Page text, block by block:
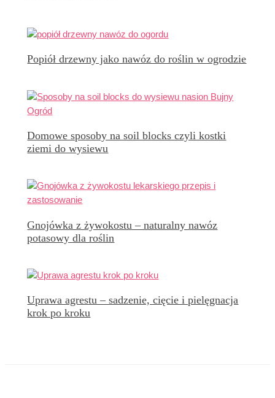
Popiół drzewny jako nawóz do roślin w ogrodzie
Domowe sposoby na soil blocks czyli kostki
ziemi do wysiewu
Gnojówka z żywokostu – naturalny nawóz
potasowy dla roślin
Uprawa agrestu – sadzenie, cięcie i pielęgnacja
krok po kroku